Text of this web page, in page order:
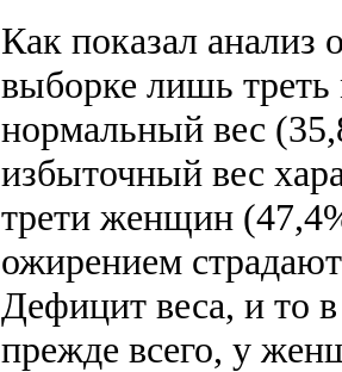
Как показал анализ
выборке лишь
нормальный вес
избыточный вес
трети женщин
ожирением
Дефицит веса, и то
прежде всего, у